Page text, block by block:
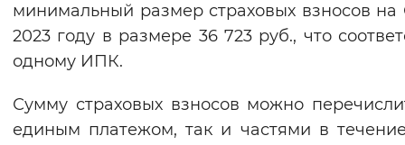
минимальный размер страховых взносов
2023 году в размере 36 723 руб., что
одному ИПК.
Сумму страховых взносов можно
единым платежом, так и частями в